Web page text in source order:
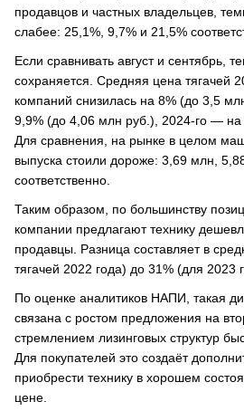
продавцов и частных владельцев,
слабее: 25,1%, 9,7% и 21,5%
Если сравнивать август и сентябрь,
сохраняется. Средняя цена тягачей
компаний снизилась на 8% (до 3,5
9,9% (до 4,06 млн руб.), 2024-го — на
Для сравнения, на рынке в целом
выпуска стоили дороже: 3,69 млн,
соответственно.
Таким образом, по большинству
компании предлагают технику
продавцы. Разница составляет в
тягачей 2022 года) до 31% (для 2023
По оценке аналитиков НАПИ, такая
связана с ростом предложения на
стремлением лизинговых структур
Для покупателей это создаёт
приобрести технику в хорошем
цене.